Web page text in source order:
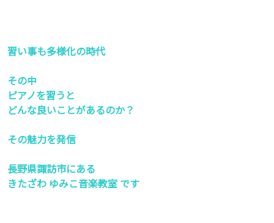
習い事も多様化の時代
その中
ピアノを習うと
どんな良いことがあるのか？
その魅力を発信
長野県諏訪市にある
きたざわ ゆみこ音楽教室 です